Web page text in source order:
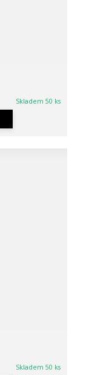
Skladem 50 ks
Skladem 50 ks